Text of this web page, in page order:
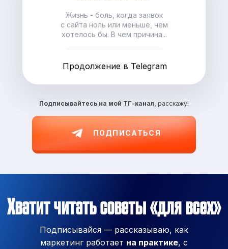
Подписывайтесь на мой ТГ-канал, расскажу!
ПОДПИСАТЬСЯ
Жизнь - боль, когда заявок
с сайта ноль или меньше, чем
хотелось бы. В чем причина...
Продолжение в Telegram
Хватит читать советы «для всех»
Подписывайся — рассказываю, как
маркетинг работает на практике, с